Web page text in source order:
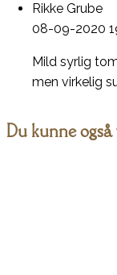
Rikke Grube
08-09-2020
Mild syrlig
men virkelig
Du kunne